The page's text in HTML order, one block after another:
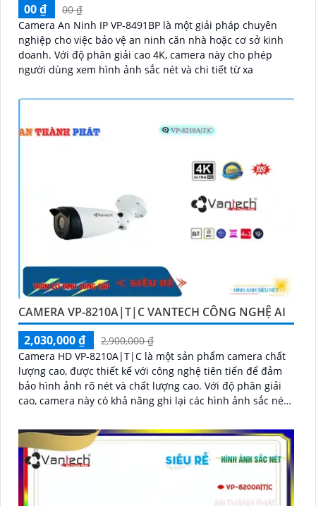
00 ₫
00 ₫
Camera An Ninh IP VP-8491BP là một giải pháp chuyên
nghiệp cho việc bảo vệ an ninh căn nhà hoặc cơ sở kinh
doanh. Với độ phân giải cao 4K, camera này cho phép
người dùng xem hình ảnh sắc nét và chi tiết từ xa
CAMERA VP-8210A|T|C VANTECH CÔNG NGHỆ AI
2,030,000 ₫
2,900,000 ₫
Camera HD VP-8210A|T|C là một sản phẩm camera chất
lượng cao, được thiết kế với công nghệ tiên tiến để đảm
bảo hình ảnh rõ nét và chất lượng cao. Với độ phân giải
cao, camera này có khả năng ghi lại các hình ảnh sắc nét